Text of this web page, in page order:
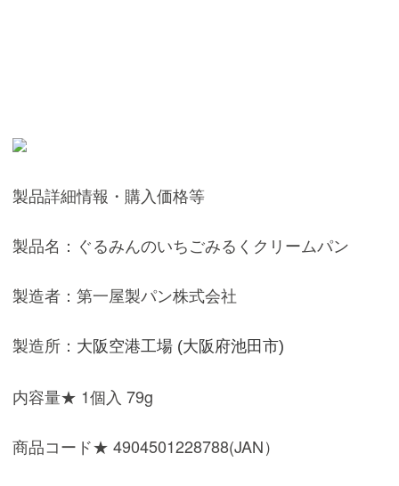
製品詳細情報・購入価格等
製品名：ぐるみんのいちごみるくクリームパン
製造者：第一屋製パン株式会社
製造所： 大阪空港工場 (大阪府池田市)
内容量★ 1個入 79g
商品コード★ 4904501228788(JAN）